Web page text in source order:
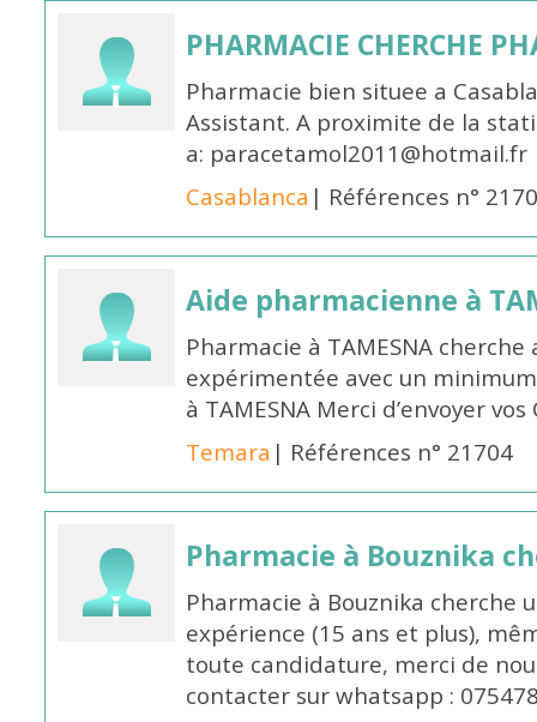
PHARMACIE CHERCHE
Pharmacie bien situee a
Assistant. A proximite de la
a: paracetamol2011@hotmail.fr
Casablanca | Références n°
Aide pharmacienne à
Pharmacie à TAMESNA
expérimentée avec un
à TAMESNA Merci d’envoyer
Temara | Références n° 21704
Pharmacie à Bouznika
Pharmacie à Bouznika cherche
expérience (15 ans et plus),
toute candidature, merci de
contacter sur whatsapp :